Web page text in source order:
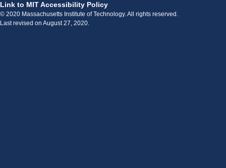
Link to MIT Accessibility Policy
© 2020 Massachusetts Institute of Technology. All rights reserved.
Last revised on August 27, 2020.